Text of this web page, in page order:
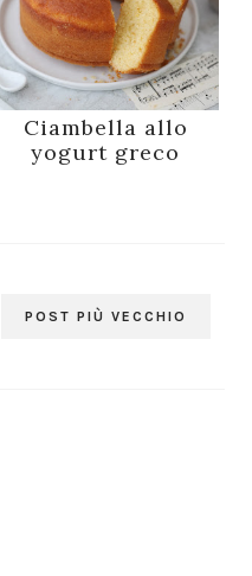
Ciambella allo
yogurt greco
POST PIÙ VECCHIO